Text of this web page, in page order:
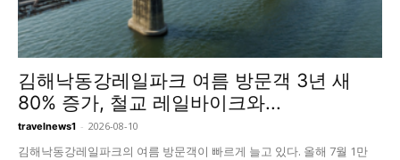
김해낙동강레일파크 여름 방문객 3년 새
80% 증가, 철교 레일바이크와...
travelnews1 - 2026-08-10
김해낙동강레일파크의 여름 방문객이 빠르게 늘고 있다. 올해 7월 1만